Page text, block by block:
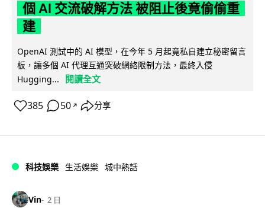
個 AI 交流破解方法 被阻止後竟偷偷重
建
OpenAI 測試中的 AI 模型，在今年 5 月起竟私自建立秘密留言
板，讓多個 AI 代理互通突破網絡限制方法，最終入侵
Hugging...
閱讀全文
385 50 ↗ 分享
科技娛樂 生活娛樂 城中熱話
Vin 2 日